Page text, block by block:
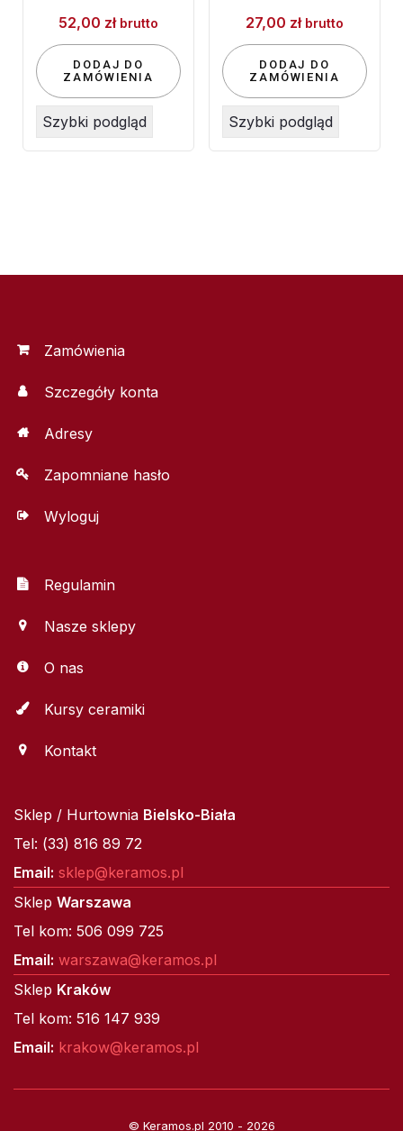
52,00 zł brutto
DODAJ DO
ZAMÓWIENIA
Szybki podgląd
27,00 zł brutto
DODAJ DO
ZAMÓWIENIA
Szybki podgląd
Zamówienia
Szczegóły konta
Adresy
Zapomniane hasło
Wyloguj
Regulamin
Nasze sklepy
O nas
Kursy ceramiki
Kontakt
Sklep / Hurtownia Bielsko-Biała
Tel: (33) 816 89 72
Email: sklep@keramos.pl
Sklep Warszawa
Tel kom: 506 099 725
Email: warszawa@keramos.pl
Sklep Kraków
Tel kom: 516 147 939
Email: krakow@keramos.pl
© Keramos.pl 2010 - 2026